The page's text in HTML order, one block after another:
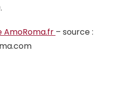
AmoRoma.fr – source :